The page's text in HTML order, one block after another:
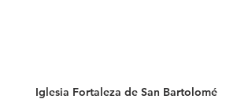
Iglesia Fortaleza de San Bartolomé